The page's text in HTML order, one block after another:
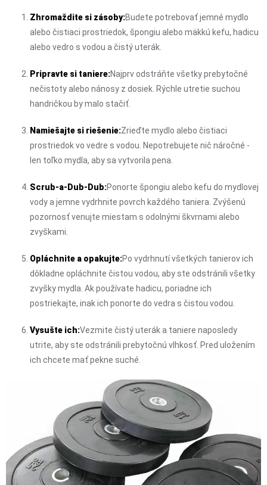
Zhromaždite si zásoby:Budete potrebovať jemné mydlo
alebo čistiaci prostriedok, špongiu alebo mäkkú kefu, hadicu
alebo vedro s vodou a čistý uterák.
Pripravte si taniere:Najprv odstráňte všetky prebytočné
nečistoty alebo nánosy z dosiek. Rýchle utretie suchou
handričkou by malo stačiť.
Namiešajte si riešenie:Zrieďte mydlo alebo čistiaci
prostriedok vo vedre s vodou. Nepotrebujete nič náročné -
len toľko mydla, aby sa vytvorila pena.
Scrub-a-Dub-Dub:Ponorte špongiu alebo kefu do mydlovej
vody a jemne vydrhnite povrch každého taniera. Zvýšenú
pozornosť venujte miestam s odolnými škvrnami alebo
zvyškami.
Opláchnite a opakujte:Po vydrhnutí všetkých tanierov ich
dôkladne opláchnite čistou vodou, aby ste odstránili všetky
zvyšky mydla. Ak používate hadicu, poriadne ich
postriekajte, inak ich ponorte do vedra s čistou vodou.
Vysušte ich:Vezmite čistý uterák a taniere naposledy
utrite, aby ste odstránili prebytočnú vlhkosť. Pred uložením
ich chcete mať pekne suché.